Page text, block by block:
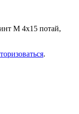
М 4х15 потай,
.